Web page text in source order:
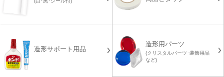
造形サポート用品
造形用パーツ
(クリスタルパーツ･装飾用品
など)